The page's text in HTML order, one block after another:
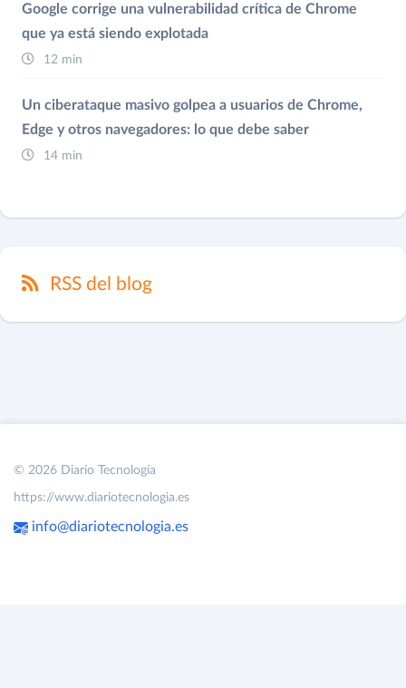
Google corrige una vulnerabilidad crítica de Chrome
que ya está siendo explotada
12 min
Un ciberataque masivo golpea a usuarios de Chrome,
Edge y otros navegadores: lo que debe saber
14 min
RSS del blog
© 2026 Diario Tecnología
https://www.diariotecnologia.es
info@diariotecnologia.es